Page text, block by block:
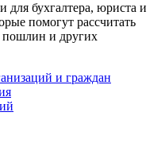
бухгалтера, юриста и
помогут рассчитать
пошлин и других
и граждан